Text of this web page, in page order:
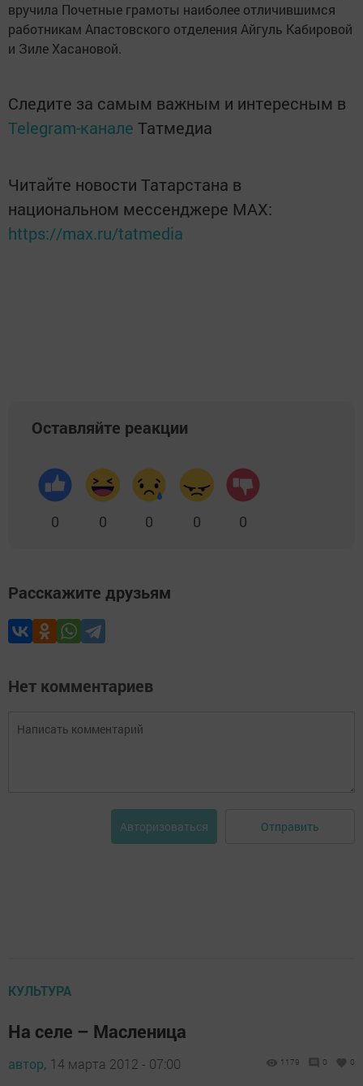
вручила Почетные грамоты наиболее отличившимся
работникам Апастовского отделения Айгуль Кабировой
и Зиле Хасановой.
Следите за самым важным и интересным в
Telegram-канале Татмедиа
Читайте новости Татарстана в
национальном мессенджере MАХ:
https://max.ru/tatmedia
Оставляйте реакции
0 0 0 0 0
Расскажите друзьям
Нет комментариев
Авторизоваться Отправить
КУЛЬТУРА
На селе – Масленица
автор, 14 марта 2012 - 07:00 1179 0 0